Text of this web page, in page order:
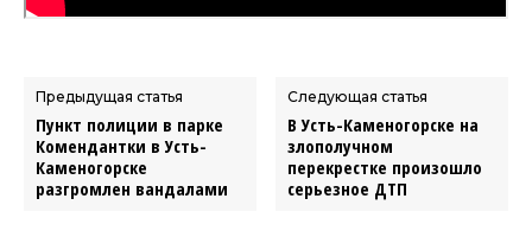
Предыдущая статья
Пункт полиции в парке
Комендантки в Усть-
Каменогорске
разгромлен вандалами
Следующая статья
В Усть-Каменогорске на
злополучном
перекрестке произошло
серьезное ДТП